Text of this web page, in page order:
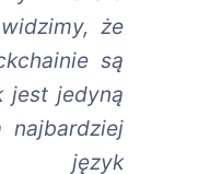
że
są
jest jedyną
najbardziej
język